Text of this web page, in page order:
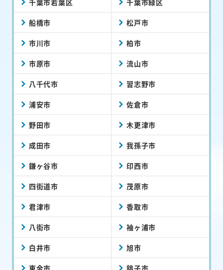
千葉市若葉区 千葉市緑区
船橋市 松戸市
市川市 柏市
市原市 流山市
八千代市 習志野市
浦安市 佐倉市
野田市 木更津市
成田市 我孫子市
鎌ヶ谷市 印西市
四街道市 茂原市
君津市 香取市
八街市 袖ヶ浦市
白井市 旭市